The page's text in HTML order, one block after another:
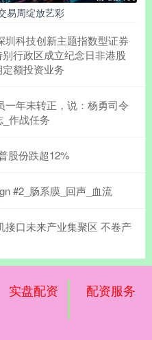
易周绽放艺彩
科技创新主题指数型证券
行政区成立纪念日非港股
额投资业务
年未转正，说：杨勇司令
作战任务
股份跌超12%
#2_肠系膜_回声_血流
接口未来产业集聚区 不卷产
实盘配资 配资服务